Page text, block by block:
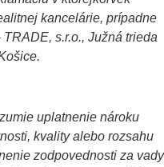
kancelárie, prípadne
s.r.o., Južná trieda
uplatnenie nároku
kvality alebo rozsahu
zodpovednosti za vady